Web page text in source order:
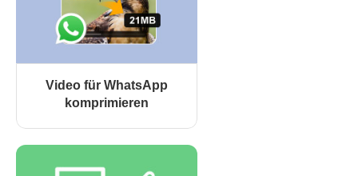
Video für WhatsApp
komprimieren